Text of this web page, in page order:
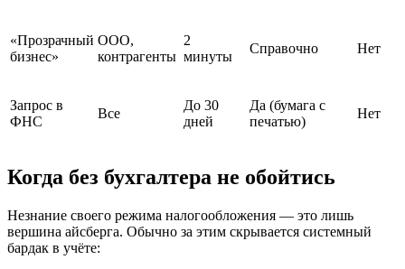
«Прозрачный
бизнес»
ООО,
контрагенты
2
минуты
Справочно Нет
Запрос в
ФНС
Все
До 30
дней
Да (бумага с
печатью)
Нет
Когда без бухгалтера не обойтись
Незнание своего режима налогообложения — это лишь
вершина айсберга. Обычно за этим скрывается системный
бардак в учёте: